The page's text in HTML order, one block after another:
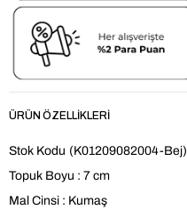
ÜRÜN ÖZELLIKLERI
Stok Kodu (K01209082004-Bej)
Topuk Boyu : 7 cm
Mal Cinsi : Kumaş